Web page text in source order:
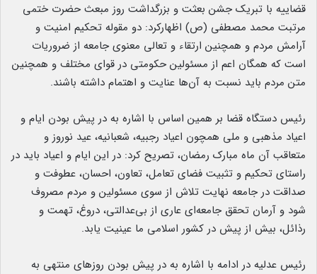
قضاییه با تبریک جشن بعثت و بزرگداشت روز مبعث حضرت ختمی
مرتبت محمد مصطفی (ص) اظهارکرد: دو مقوله تحکیم امنیت و
آرامش مردم و همچنین ارتقاء و تعالی معنوی جامعه از ضروریات
است که همگان اعم از مسئولین حکومتی در قوای مختلف و همچنین
متن مردم باید نسبت به آن‌ها عنایت و اهتمام داشته باشند.
رئیس دستگاه قضا بر همین اساس با اشاره به در پیش بودن ایام و
اعیاد مذهبی و ملی همچون اعیاد رجبیه، شعبانیه، عید نوروز و
متعاقب آن ماه مبارک رمضان، تصریح کرد: در این ایام و اعیاد باید در
راستای تحکیم و تثبیت فضای تعامل، تعاون، احسان، عطوفت و
صداقت در جامعه نهایت تلاش از سوی مسئولین و مردم مصروف
شود و آرمان تحقق جامعه‌ای عاری از بی‌عدالتی، دروغ، تهمت و
رذائل، بیش از پیش در کشور اسلامی ما عینیت یابد.
رئیس عدلیه در ادامه با اشاره به در پیش بودن روزهای منتهی به